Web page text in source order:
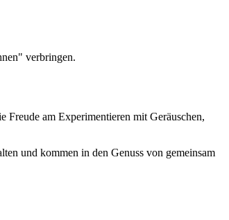
verbringen.
am Experimentieren mit Geräuschen,
und kommen in den Genuss von gemeinsam